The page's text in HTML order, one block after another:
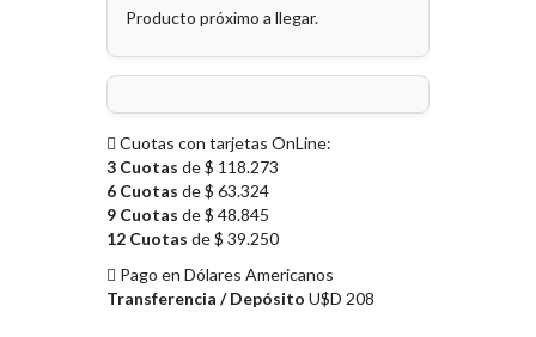
Producto próximo a llegar.
Cuotas con tarjetas OnLine:
3 Cuotas de $ 118.273
6 Cuotas de $ 63.324
9 Cuotas de $ 48.845
12 Cuotas de $ 39.250
Pago en Dólares Americanos
Transferencia / Depósito U$D 208